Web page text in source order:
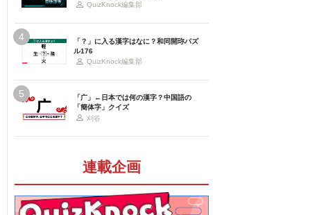
QuizKnock編集部
4
「？」に入る漢字はなに？和同開珎パズ
ル176
QuizKnock編集部
5
「广」←日本では何の漢字？中国語の
「簡体字」クイズ
刈谷
連載企画